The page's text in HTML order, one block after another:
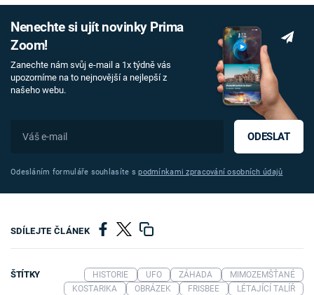
Nenechte si ujít novinky Prima
Zoom!
Zanechte nám svůj e-mail a 1x týdně vás
upozorníme na to nejnovější a nejlepší z
našeho webu.
ODESLAT
Odesláním formuláře souhlasíte spodmínkami zpracování osobních údajů
SDÍLEJTE ČLÁNEK
ŠTÍTKY HISTORIE UFO ZÁHADA
MIMOZEMŠŤANÉ
KOSTARIKA
OBRÁZEK FRISBEE LÉTAJÍCÍ TALÍŘ